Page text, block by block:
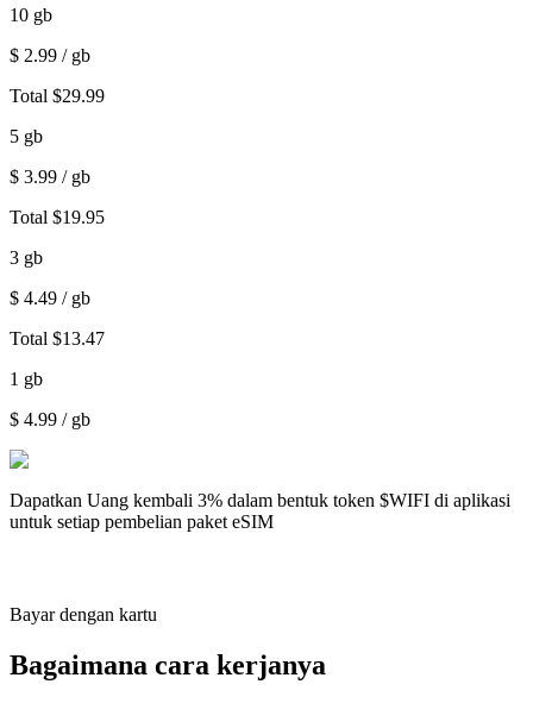
10 gb
$ 2.99 / gb
Total $29.99
5 gb
$ 3.99 / gb
Total $19.95
3 gb
$ 4.49 / gb
Total $13.47
1 gb
$ 4.99 / gb
Dapatkan Uang kembali 3% dalam bentuk token $WIFI di aplikasi
untuk setiap pembelian paket eSIM
Bayar dengan kartu
Bagaimana cara kerjanya